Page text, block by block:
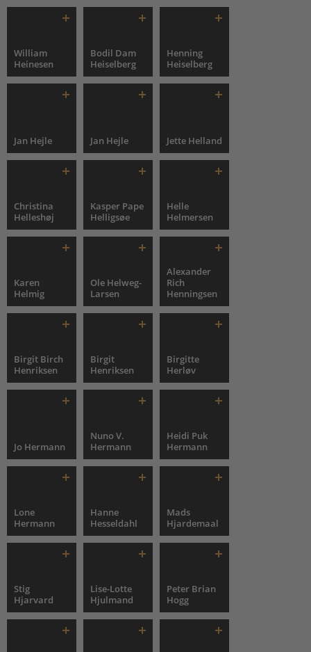
William
Heinesen
Bodil Dam
Heiselberg
Henning
Heiselberg
Jan Hejle Jan Hejle Jette Helland
Christina
Helleshøj
Kasper Pape
Helligsøe
Helle
Helmersen
Karen
Helmig
Ole Helweg-
Larsen
Alexander
Rich
Henningsen
Birgit Birch
Henriksen
Birgit
Henriksen
Birgitte
Herløv
Jo Hermann
Nuno V.
Hermann
Heidi Puk
Hermann
Lone
Hermann
Hanne
Hesseldahl
Mads
Hjardemaal
Stig
Hjarvard
Lise-Lotte
Hjulmand
Peter Brian
Hogg